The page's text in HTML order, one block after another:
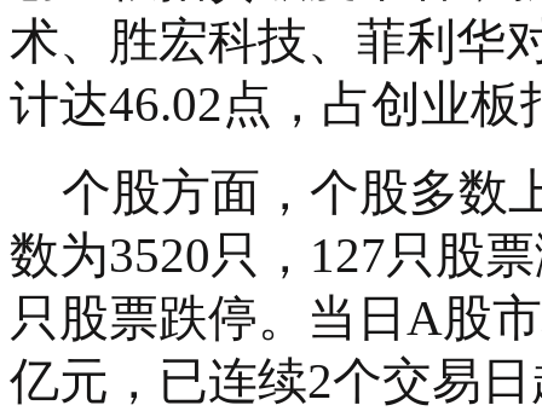
术、胜宏科技、菲利华
计达46.02点，占创业
个股方面，个股多数
数为3520只，127只股
只股票跌停。当日A股
亿元，已连续2个交易